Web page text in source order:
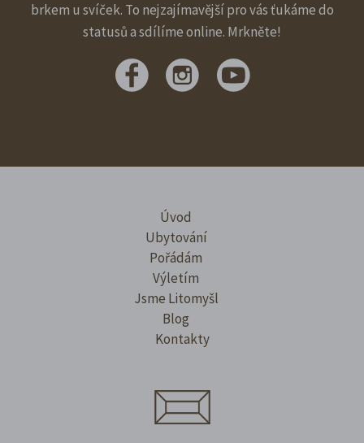
brkem u svíček. To nejzajímavější pro vás ťukáme do
statusů a sdílíme online. Mrkněte!
Úvod
Ubytování
Pořádám
Výletím
Jsme Litomyšl
Blog
Kontakty